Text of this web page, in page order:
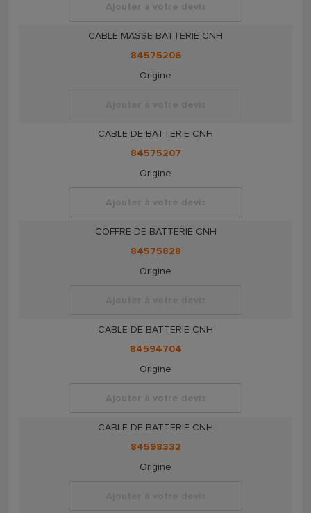
Ajouter à votre devis
CABLE MASSE BATTERIE CNH
84575206
Origine
CABLE DE BATTERIE CNH
84575207
Origine
Ajouter à votre devis
COFFRE DE BATTERIE CNH
84575828
Origine
CABLE DE BATTERIE CNH
84594704
Origine
Ajouter à votre devis
CABLE DE BATTERIE CNH
84598332
Origine